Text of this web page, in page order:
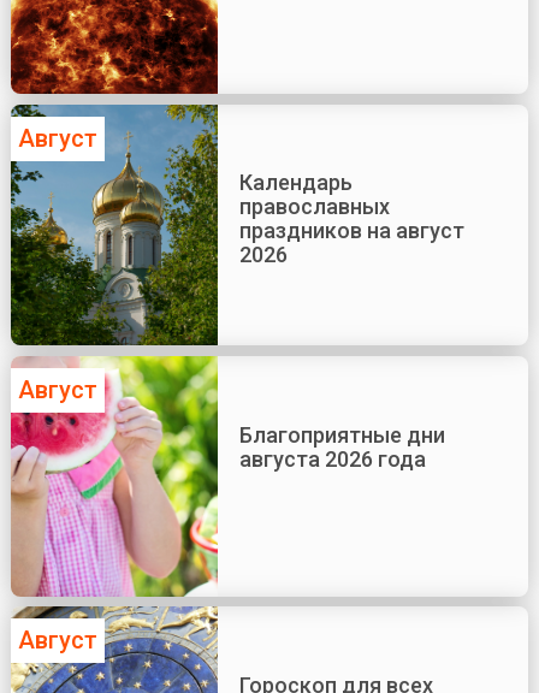
Август
Календарь
православных
праздников на август
2026
Август
Благоприятные дни
августа 2026 года
Август
Гороскоп для всех